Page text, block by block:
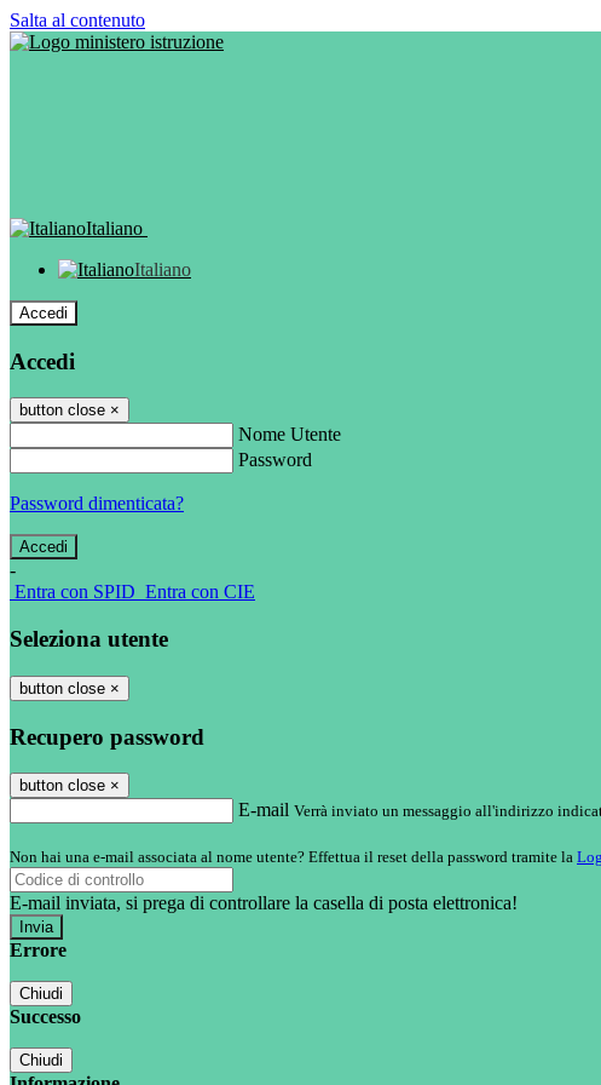
Salta al contenuto
Italiano
Italiano
Accedi
Accedi
button close ×
Nome Utente
Password
Password dimenticata?
-
Entra con SPID Entra con CIE
Seleziona utente
button close ×
Recupero password
button close ×
E-mail Verrà inviato un messaggio all'indirizzo
Non hai una e-mail associata al nome utente? Effettua il reset della password tramite la
E-mail inviata, si prega di controllare la casella di posta elettronica!
Errore
Chiudi
Successo
Chiudi